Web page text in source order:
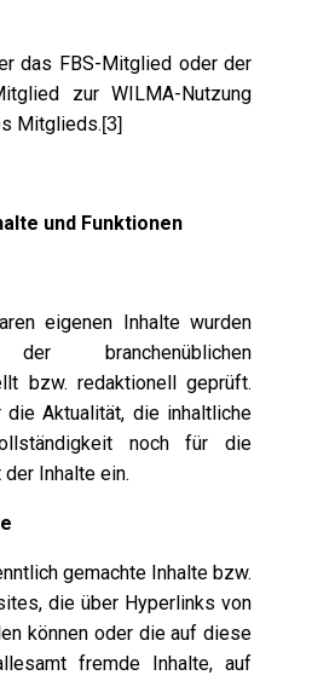
das FBS-Mitglied oder der
zur WILMA-Nutzung
Mitglieds.[3]
und Funktionen
eigenen Inhalte wurden
branchenüblichen
bzw. redaktionell geprüft.
Aktualität, die inhaltliche
noch für die
Inhalte ein.
gemachte Inhalte bzw.
die über Hyperlinks von
können oder die auf diese
fremde Inhalte, auf